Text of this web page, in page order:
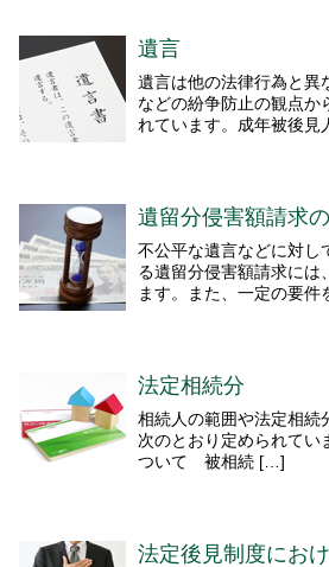
遺言
遺言は他の法律行為と異
などの紛争防止の観点か
れています。成年被後
遺留分侵害額請求
不公平な遺言などに対し
る遺留分侵害額請求には
ます。また、一定の要
法定相続分
相続人の範囲や法定相続
次のとおり定められてい
ついて 被相続 […]
法定後見制度にお